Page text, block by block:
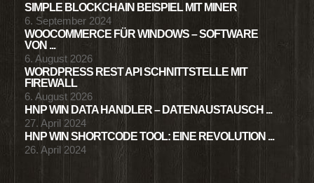
SIMPLE BLOCKCHAIN BEISPIEL MIT MINER
6. September 2024
WOOCOMMERCE FÜR WINDOWS – SOFTWARE
VON ...
6. August 2026
WORDPRESS REST API SCHNITTSTELLE MIT
FIREWALL
6. August 2026
HNP WIN DATA HANDLER – DATENAUSTAUSCH ...
27. April 2024
HNP WIN SHORTCODE TOOL: EINE REVOLUTION ...
26. April 2024